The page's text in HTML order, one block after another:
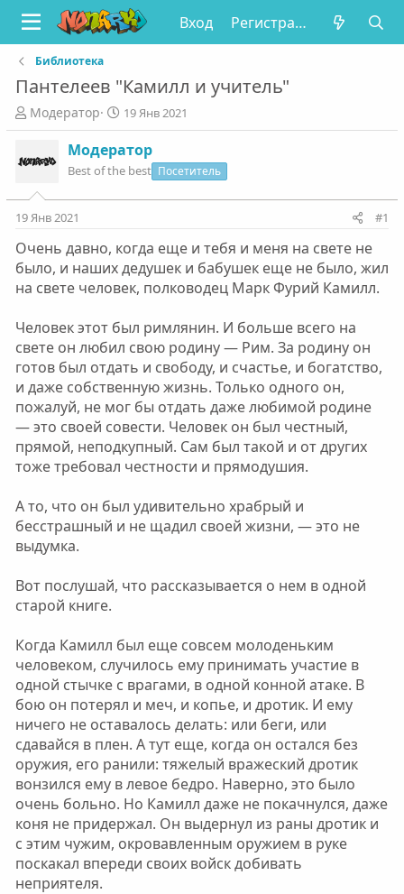
Вход Регистрация
Библиотека
Пантелеев "Камилл и учитель"
А
в
о
т
е
ы
Модератор
Д
а
т
а
н
а
л
а
19 Янв 2021
Модератор
Best of the best Посетитель
19 Янв 2021 #1
Очень давно, когда еще и тебя и меня на свете не
было, и наших дедушек и бабушек еще не было, жил
на свете человек, полководец Марк Фурий Камилл.
Человек этот был римлянин. И больше всего на
свете он любил свою родину — Рим. За родину он
готов был отдать и свободу, и счастье, и богатство,
и даже собственную жизнь. Только одного он,
пожалуй, не мог бы отдать даже любимой родине
— это своей совести. Человек он был честный,
прямой, неподкупный. Сам был такой и от других
тоже требовал честности и прямодушия.
А то, что он был удивительно храбрый и
бесстрашный и не щадил своей жизни, — это не
выдумка.
Вот послушай, что рассказывается о нем в одной
старой книге.
Когда Камилл был еще совсем молоденьким
человеком, случилось ему принимать участие в
одной стычке с врагами, в одной конной атаке. В
бою он потерял и меч, и копье, и дротик. И ему
ничего не оставалось делать: или беги, или
сдавайся в плен. А тут еще, когда он остался без
оружия, его ранили: тяжелый вражеский дротик
вонзился ему в левое бедро. Наверно, это было
очень больно. Но Камилл даже не покачнулся, даже
коня не придержал. Он выдернул из раны дротик и
с этим чужим, окровавленным оружием в руке
поскакал впереди своих войск добивать
неприятеля.